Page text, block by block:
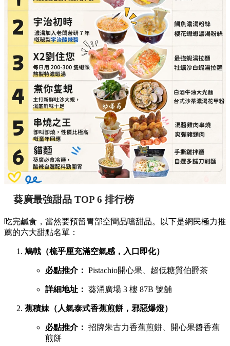
葵廣最強甜品 TOP 6 排行榜
吃完鹹食，當然要預留胃部空間品嚐甜品。以下是網民極力推
薦的六大甜點名單：
鳩戟（梳乎厘充滿空氣感，入口即化）
必點推介： Pistachio開心果、超低糖質伯爵茶
詳細地址： 葵涌廣場 3 樓 87B 號舖
蕉積妹（人氣泰式香蕉煎餅，邪惡爆燈）
必點推介： 招牌朱古力香蕉煎餅、開心果醬香蕉
煎餅